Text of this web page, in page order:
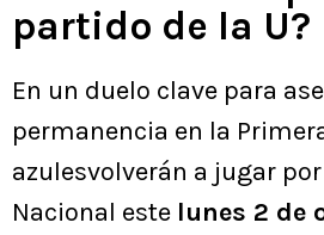
partido de la U?
En un duelo clave para
permanencia en la
azulesvolverán a jugar por
Nacional este lunes 2 de